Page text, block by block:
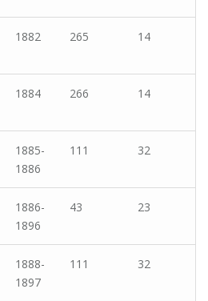
1882 265 14
1884 266 14
1885-
1886
111 32
1886-
1896
43 23
1888-
1897
111 32